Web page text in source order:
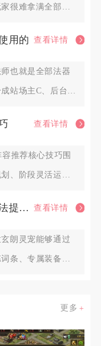
很难拿满全部档
用的 查看详情
也就是全部法器
站场主C、后台副
查看详情
推荐核心技巧围
、阶段灵活运
花千骨手游孟玄朗灵宠有没有办法提高其出战的生存能力 查看详情
朗灵宠能够通过
条、专属装备洗
更多